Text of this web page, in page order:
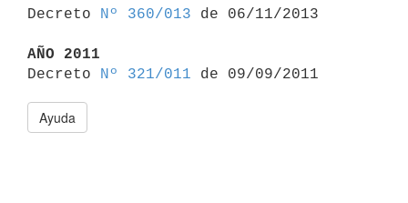
Decreto
Nº 360/013 de 06/11/2013
AÑO 2011
Decreto
Nº 321/011
Ayuda